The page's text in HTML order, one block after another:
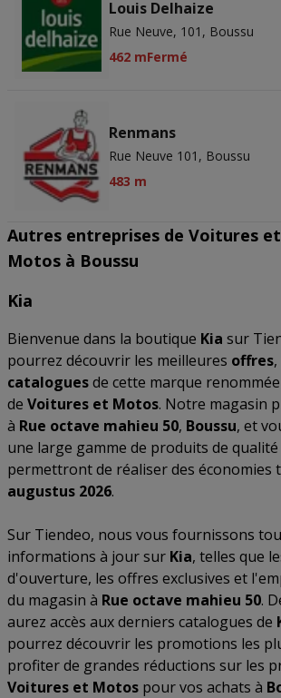
Louis Delhaize
Rue Neuve, 101, Boussu
462 mFermé
Renmans
Rue Neuve 101, Boussu
483 m
Autres entreprises de Voitures et
Motos à Boussu
Kia
Bienvenue dans la boutique Kia sur
pourrez découvrir les meilleures offres,
cataloguesde cette marque
de Voitures et Motos. Notre magasin
à Rue octave mahieu 50, Boussu, et
une large gamme de produits de
permettront de réaliser des économies
augustus 2026.
Sur Tiendeo, nous vous fournissons
informations à jour sur Kia, telles que
d'ouverture, les offres exclusives et
du magasin à Rue octave mahieu 50.
aurez accès aux derniers catalogues de
pourrez découvrir les promotions les
profiter de grandes réductions sur les
Voitures et Motos pour vos achats à